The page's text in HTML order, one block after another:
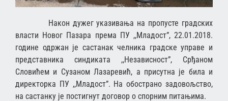
Након дужег указивања на пропусте градских
власти Новог Пазара према ПУ ,,Младост”, 22.01.2018.
године одржан је састанак челника градске управе и
представника синдиката ,,Независност”, Срђаном
Словићем и Сузаном Лазаревић, а присутна је била и
директорка ПУ ,,Младост”. На обострано задовољство,
на састанку је постигнут договор о спорним питањима.